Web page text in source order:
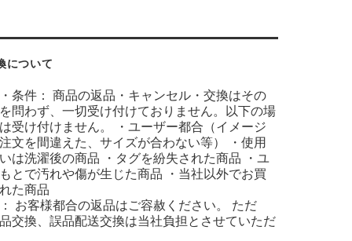
について
条件： 商品の返品・キャンセル・交換はその
問わず、一切受け付けておりません。以下の場
受け付けません。 ・ユーザー都合（イメージ
文を間違えた、サイズが合わない等） ・使用
は洗濯後の商品 ・タグを紛失された商品 ・ユ
とで汚れや傷が生じた商品 ・当社以外でお買
た商品
お客様都合の返品はご容赦ください。 ただ
交換、誤品配送交換は当社負担とさせていただ